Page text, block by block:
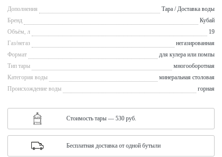
Дополнения
Тара / Доставка воды
Бренд
Кубай
Объём, л
19
Газ/негаз
негазированная
Формат
для кулера или помпы
Тип тары
многооборотная
Категория воды
минеральная столовая
Происхождение воды
горная
Cтоимость тары — 530 руб.
Бесплатная доставка от одной бутыли